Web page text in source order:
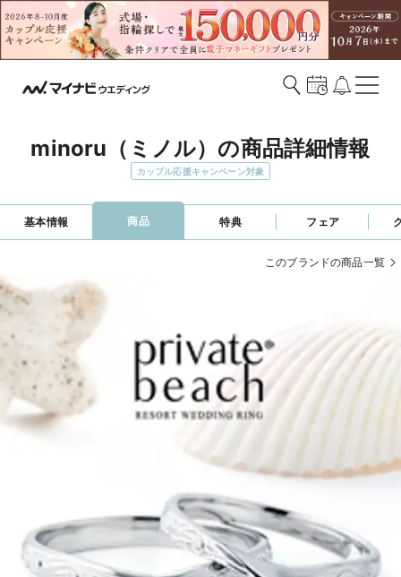
minoru（ミノル）の商品詳細情報
カップル応援キャンペーン対象
基本情報 商品 特典 フェア
このブランドの商品一覧